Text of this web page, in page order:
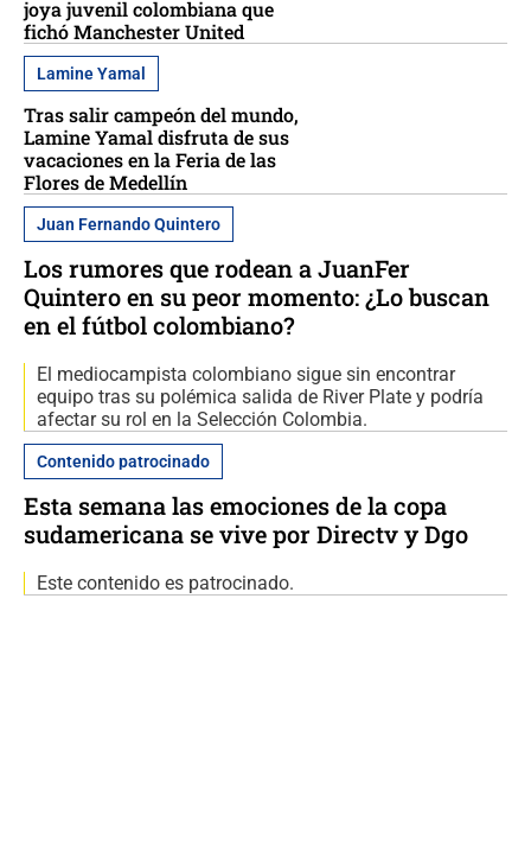
joya juvenil colombiana que
fichó Manchester United
Lamine Yamal
Tras salir campeón del mundo,
Lamine Yamal disfruta de sus
vacaciones en la Feria de las
Flores de Medellín
Juan Fernando Quintero
Los rumores que rodean a JuanFer
Quintero en su peor momento: ¿Lo buscan
en el fútbol colombiano?
El mediocampista colombiano sigue sin encontrar
equipo tras su polémica salida de River Plate y podría
afectar su rol en la Selección Colombia.
Contenido patrocinado
Esta semana las emociones de la copa
sudamericana se vive por Directv y Dgo
Este contenido es patrocinado.